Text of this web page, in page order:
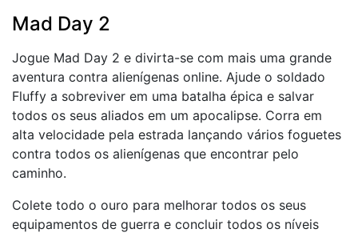
Mad Day 2
Jogue Mad Day 2 e divirta-se com mais uma grande
aventura contra alienígenas online. Ajude o soldado
Fluffy a sobreviver em uma batalha épica e salvar
todos os seus aliados em um apocalipse. Corra em
alta velocidade pela estrada lançando vários foguetes
contra todos os alienígenas que encontrar pelo
caminho.
Colete todo o ouro para melhorar todos os seus
equipamentos de guerra e concluir todos os níveis